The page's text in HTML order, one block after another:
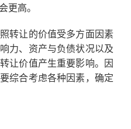
更高。
转让的价值受多方面因素
力、资产与负债状况以及
让价值产生重要影响。因
综合考虑各种因素，确定